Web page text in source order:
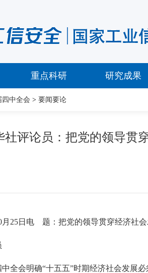
重点科研 研究成果
四中全会 >要闻要论
社评论员：把党的领导贯
月25日电 题：把党的领导贯穿经济社
会明确“十五五”时期经济社会发展必